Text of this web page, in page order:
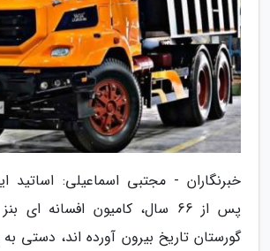
خبرنگاران - مجتبی اسماعیلی: اساتید
پس از 66 سال، کامیون افسانه
گورستان تاریخ بیرون آورده اند، دستی